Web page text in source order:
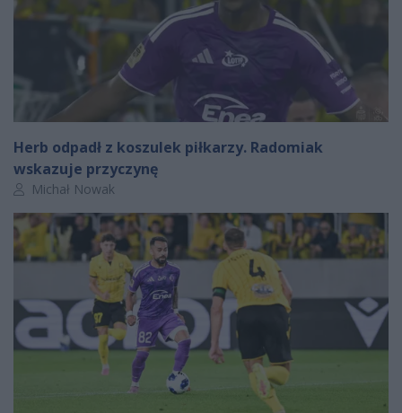
Herb odpadł z koszulek piłkarzy. Radomiak
wskazuje przyczynę
Autor artykułu:
Michał Nowak